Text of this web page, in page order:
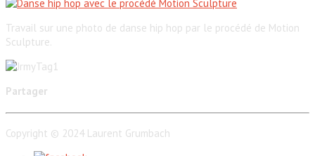
Travail sur une photo de danse hip hop par le procédé de Motion
Sculpture.
Partager
Copyright © 2024 Laurent Grumbach